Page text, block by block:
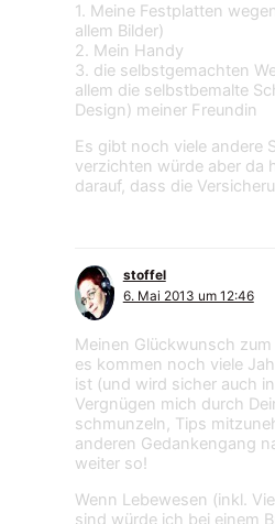
1. Meine Festplatten
allem Bilder)
2. Mein Handy
3. die selbstgemachten
allem die selbstbemalte
Design) meiner Freundin
Es gibt noch viele andere
verzichten würde aber da
darauf, dass die
stoffel
6. Mai 2013 um 12:46
Meinen Glückwunsch
es kommen noch viele
ist (und wird sicher auch
Vergnügen mich durch
schmunzeln, Tips
anderen Gedankengang
weiter so!
Wenn Lebewesen (inkl.
sind würde ich bei einem